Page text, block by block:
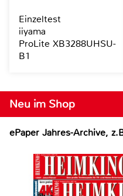
Neu im Shop
ePaper Jahres-Archive,
Einzeltest
iiyama
ProLite XB3288UHSU-
B1